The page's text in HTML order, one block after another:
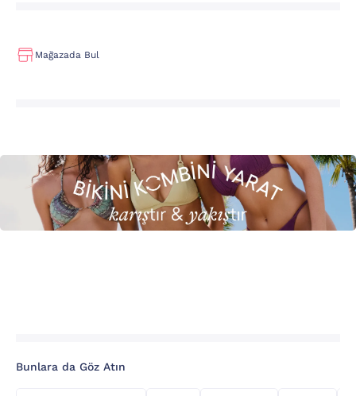
Mağazada Bul
Bunlara da Göz Atın